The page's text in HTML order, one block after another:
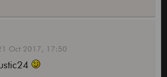
Oct 2017, 17:50